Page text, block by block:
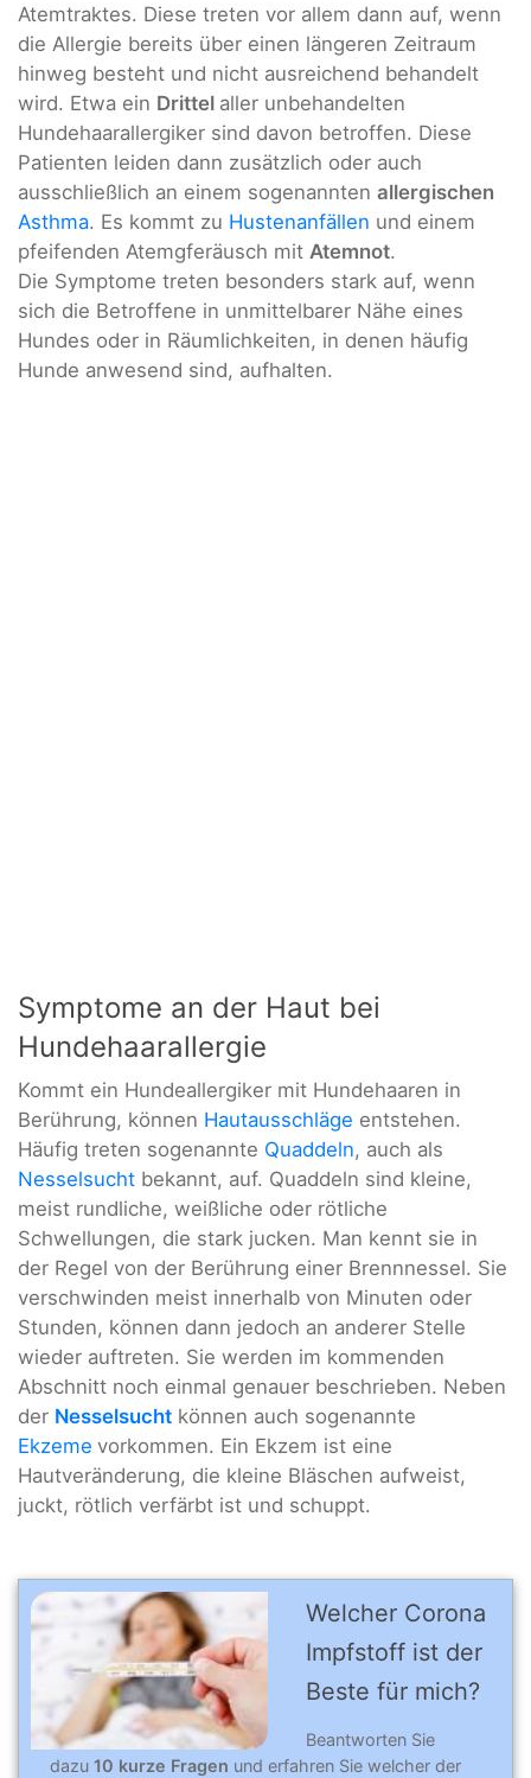
Atemtraktes. Diese treten vor allem dann auf, wenn
die Allergie bereits über einen längeren Zeitraum
hinweg besteht und nicht ausreichend behandelt
wird. Etwa ein Drittel aller unbehandelten
Hundehaarallergiker sind davon betroffen. Diese
Patienten leiden dann zusätzlich oder auch
ausschließlich an einem sogenannten allergischen
Asthma. Es kommt zu Hustenanfällen und einem
pfeifenden Atemgferäusch mit Atemnot.
Die Symptome treten besonders stark auf, wenn
sich die Betroffene in unmittelbarer Nähe eines
Hundes oder in Räumlichkeiten, in denen häufig
Hunde anwesend sind, aufhalten.
Symptome an der Haut bei
Hundehaarallergie
Kommt ein Hundeallergiker mit Hundehaaren in
Berührung, können Hautausschläge entstehen.
Häufig treten sogenannte Quaddeln, auch als
Nesselsucht bekannt, auf. Quaddeln sind kleine,
meist rundliche, weißliche oder rötliche
Schwellungen, die stark jucken. Man kennt sie in
der Regel von der Berührung einer Brennnessel. Sie
verschwinden meist innerhalb von Minuten oder
Stunden, können dann jedoch an anderer Stelle
wieder auftreten. Sie werden im kommenden
Abschnitt noch einmal genauer beschrieben. Neben
der Nesselsucht können auch sogenannte
Ekzeme vorkommen. Ein Ekzem ist eine
Hautveränderung, die kleine Bläschen aufweist,
juckt, rötlich verfärbt ist und schuppt.
Welcher Corona
Impfstoff ist der
Beste für mich?
Beantworten Sie
dazu 10 kurze Fragen und erfahren Sie welcher der